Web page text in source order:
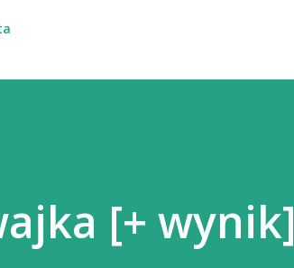
[+ wynik]